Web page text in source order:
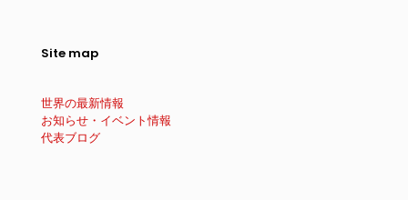
Site map
世界の最新情報
お知らせ・イベント情報
代表ブログ